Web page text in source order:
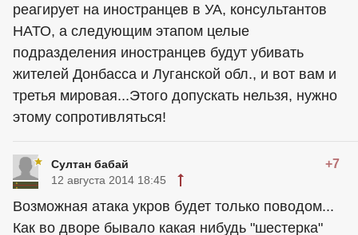
реагирует на иностранцев в УА, консультантов
НАТО, а следующим этапом целые
подразделения иностранцев будут убивать
жителей Донбасса и Луганской обл., и вот вам и
третья мировая...Этого допускать нельзя, нужно
этому сопротивляться!
Султан бабай +7
12 августа 2014 18:45
Возможная атака укров будет только поводом...
Как во дворе бывало какая нибудь "шестерка"